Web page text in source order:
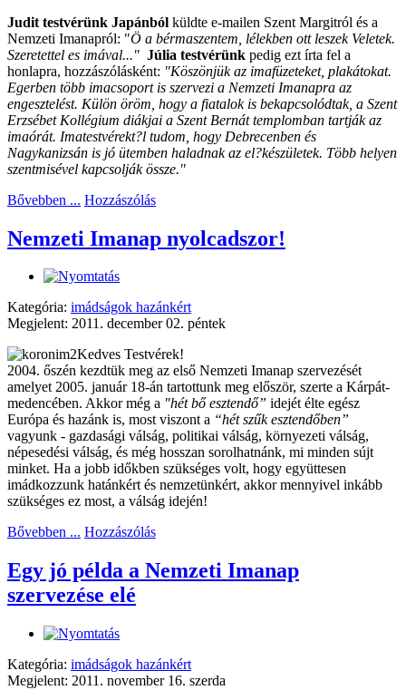
Judit testvérünk Japánból küldte e-mailen Szent Margitról és a
Nemzeti Imanapról: "Ö a bérmaszentem, lélekben ott leszek Veletek.
Szeretettel es imával..." Júlia testvérünk pedig ezt írta fel a
honlapra, hozzászólásként: "Köszönjük az imafüzeteket, plakátokat.
Egerben több imacsoport is szervezi a Nemzeti Imanapra az
engesztelést. Külön öröm, hogy a fiatalok is bekapcsolódtak, a Szent
Erzsébet Kollégium diákjai a Szent Bernát templomban tartják az
imaórát. Imatestvérekt?l tudom, hogy Debrecenben és
Nagykanizsán is jó ütemben haladnak az el?készületek. Több helyen
szentmisével kapcsolják össze."
Bővebben ... Hozzászólás
Nemzeti Imanap nyolcadszor!
Kategória: imádságok hazánkért
Megjelent: 2011. december 02. péntek
Kedves Testvérek!
2004. őszén kezdtük meg az első Nemzeti Imanap szervezését
amelyet 2005. január 18-án tartottunk meg először, szerte a Kárpát-
medencében. Akkor még a "hét bő esztendő” idejét élte egész
Európa és hazánk is, most viszont a “hét szűk esztendőben”
vagyunk - gazdasági válság, politikai válság, környezeti válság,
népesedési válság, és még hosszan sorolhatnánk, mi minden sújt
minket. Ha a jobb időkben szükséges volt, hogy együttesen
imádkozzunk hatánkért és nemzetünkért, akkor mennyivel inkább
szükséges ez most, a válság idején!
Bővebben ... Hozzászólás
Egy jó példa a Nemzeti Imanap
szervezése elé
Kategória: imádságok hazánkért
Megjelent: 2011. november 16. szerda